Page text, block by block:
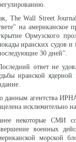
The Wall Street
на американское
Ормузского
иранских судов и
30 дней".
ответ не
иранской
данным агентства
исключительно
некоторые СМИ
военных
морской